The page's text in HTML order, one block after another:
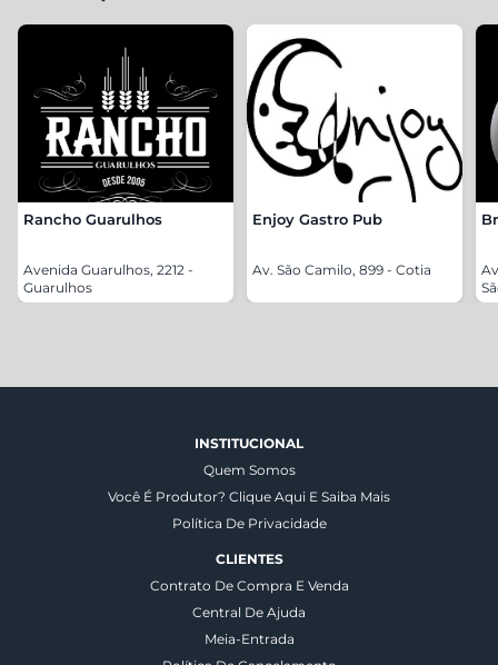
Rancho Guarulhos
Avenida Guarulhos, 2212 -
Guarulhos
Enjoy Gastro Pub
Av. São Camilo, 899 - Cotia
INSTITUCIONAL
Quem Somos
Você É Produtor? Clique Aqui E Saiba Mais
Política De Privacidade
CLIENTES
Contrato De Compra E Venda
Central De Ajuda
Meia-Entrada